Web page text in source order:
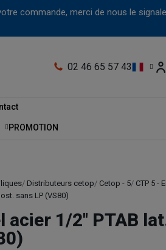
commande, merci de nous le
02 46 65 57 43
PROMOTION
Distributeurs cetop Cetop - 5 CTP 5 -
sans LP (VS80)
acier 1/2'' PTAB